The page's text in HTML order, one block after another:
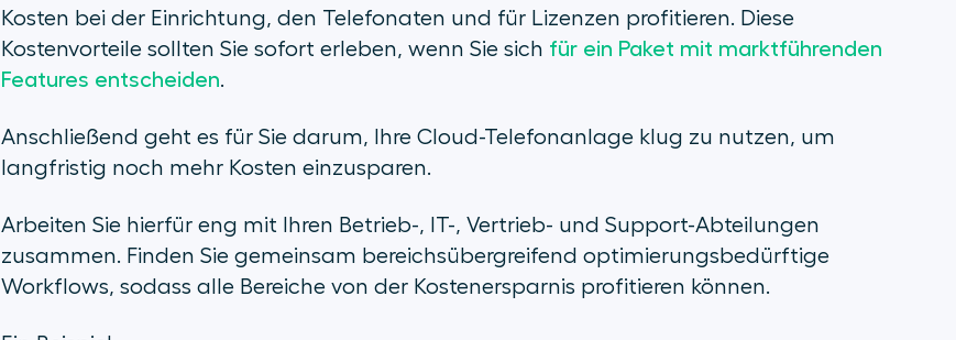
Kosten bei der Einrichtung, den Telefonaten und für Lizenzen profitieren. Diese
Kostenvorteile sollten Sie sofort erleben, wenn Sie sich für ein Paket mit marktführenden
Features entscheiden.
Anschließend geht es für Sie darum, Ihre Cloud-Telefonanlage klug zu nutzen, um
langfristig noch mehr Kosten einzusparen.
Arbeiten Sie hierfür eng mit Ihren Betrieb-, IT-, Vertrieb- und Support-Abteilungen
zusammen. Finden Sie gemeinsam bereichsübergreifend optimierungsbedürftige
Workflows, sodass alle Bereiche von der Kostenersparnis profitieren können.